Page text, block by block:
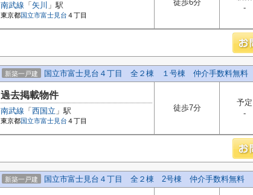
南武線 「 矢川 」駅
東京都国立市富士見台 ４丁目
徒歩6分
-
新築一戸建 国立市富士見台４丁目 全２棟 １号棟 仲介手数料無料
過去掲載物件
南武線 「 西国立 」駅
東京都国立市富士見台 ４丁目
徒歩7分
予定
-
新築一戸建 国立市富士見台４丁目 全２棟 2号棟 仲介手数料無料